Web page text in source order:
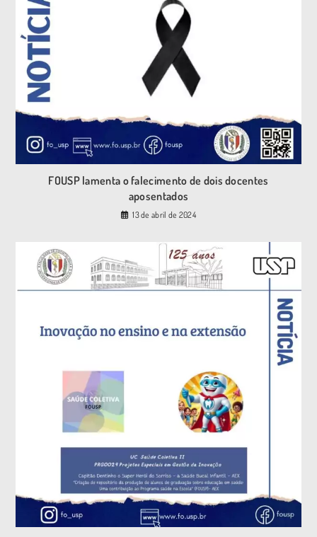
FOUSP lamenta o falecimento de dois docentes
aposentados
13 de abril de 2024